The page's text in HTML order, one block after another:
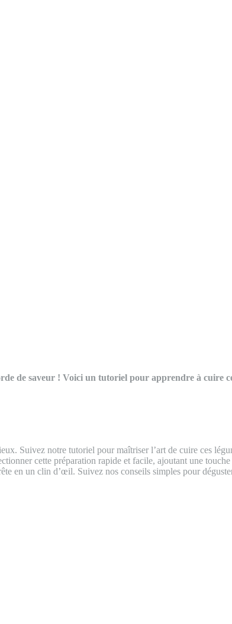
de saveur ! Voici un tutoriel pour apprendre à cuire
Suivez notre tutoriel pour maîtriser l’art de cuire ces
cette préparation rapide et facile, ajoutant une
en un clin d’œil. Suivez nos conseils simples pour